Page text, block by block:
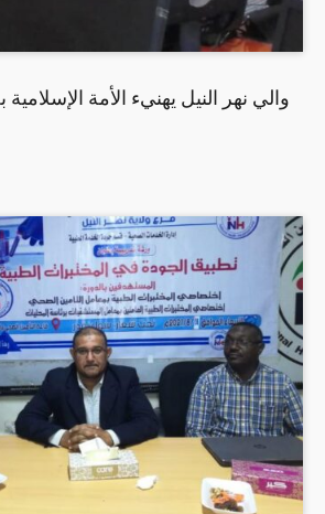
والي نهر النيل يهنيء الأمة